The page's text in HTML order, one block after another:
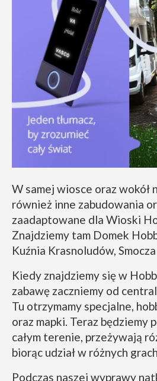
W samej wiosce oraz wokół
również inne zabudowania
zaadaptowane dla Wioski
Znajdziemy tam Domek
Kuźnia Krasnoludów,
Kiedy znajdziemy się w
zabawę zaczniemy od
Tu otrzymamy specjalne,
oraz mapki. Teraz będziemy
całym terenie, przeżywają
biorąc udział w różnych
Podczas naszej wyprawy